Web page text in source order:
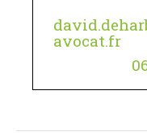
avocat.fr